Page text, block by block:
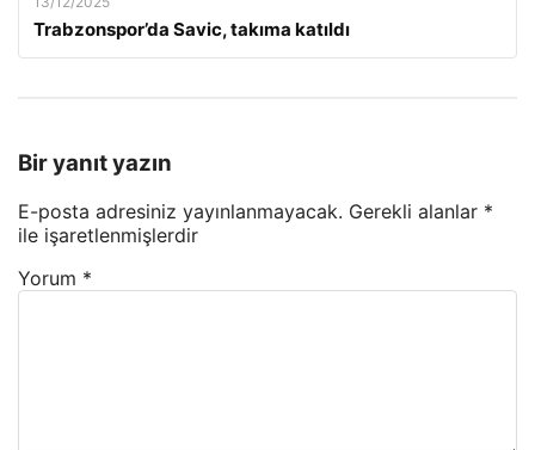
Trabzonspor’da Savic, takıma katıldı
Bir yanıt yazın
E-posta adresiniz yayınlanmayacak. Gerekli alanlar *
ile işaretlenmişlerdir
Yorum *